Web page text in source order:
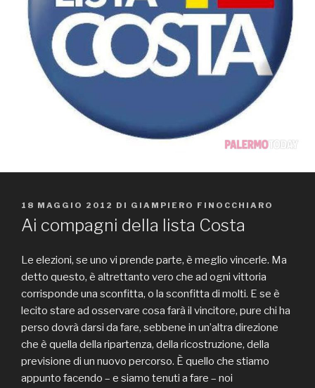
PUBBLICATO
IL
18 MAGGIO 2012 DI GIAMPIERO FINOCCHIARO
Ai compagni della lista Costa
Le elezioni, se uno vi prende parte, è meglio vincerle. Ma
detto questo, è altrettanto vero che ad ogni vittoria
corrisponde una sconfitta, o la sconfitta di molti. E se è
lecito stare ad osservare cosa farà il vincitore, pure chi ha
perso dovrà darsi da fare, sebbene in un’altra direzione
che è quella della ripartenza, della ricostruzione, della
previsione di un nuovo percorso. È quello che stiamo
appunto facendo – e siamo tenuti a fare – noi